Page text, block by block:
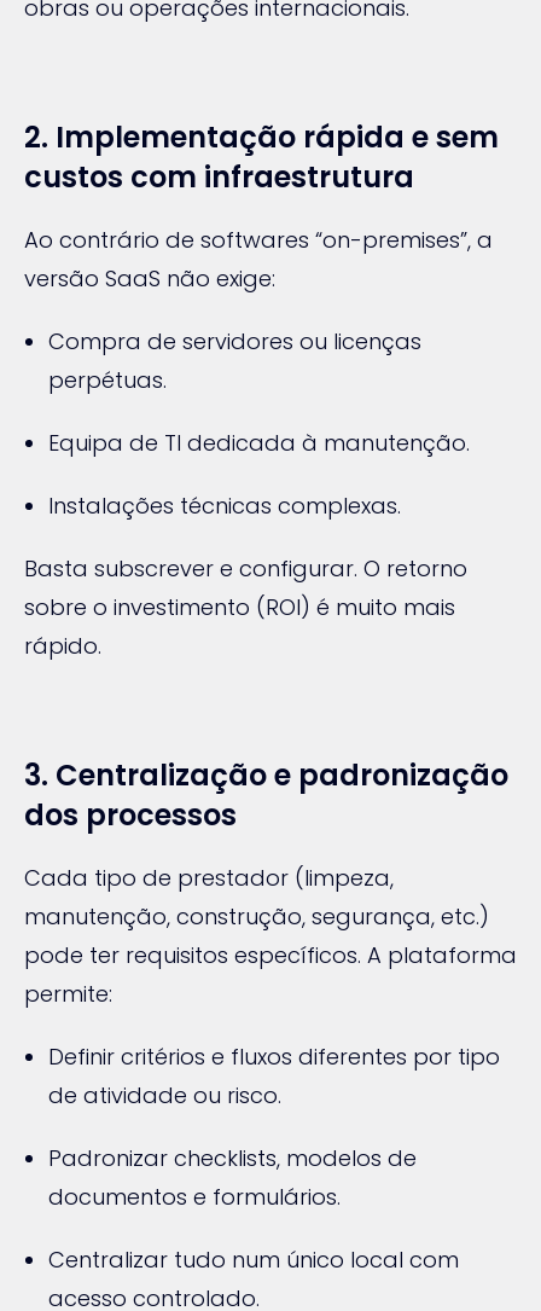
obras ou operações internacionais.
2. Implementação rápida e sem
custos com infraestrutura
Ao contrário de softwares “on-premises”, a
versão SaaS não exige:
Compra de servidores ou licenças
perpétuas.
Equipa de TI dedicada à manutenção.
Instalações técnicas complexas.
Basta subscrever e configurar. O retorno
sobre o investimento (ROI) é muito mais
rápido.
3. Centralização e padronização
dos processos
Cada tipo de prestador (limpeza,
manutenção, construção, segurança, etc.)
pode ter requisitos específicos. A plataforma
permite:
Definir critérios e fluxos diferentes por tipo
de atividade ou risco.
Padronizar checklists, modelos de
documentos e formulários.
Centralizar tudo num único local com
acesso controlado.